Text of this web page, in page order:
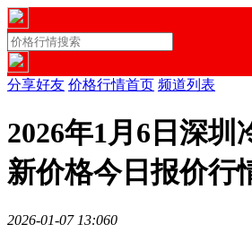
分享好友 价格行情首页 频道列表
2026年1月6日深圳
新价格今日报价行
2026-01-07 13:060